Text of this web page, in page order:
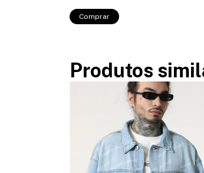
Comprar
Produtos